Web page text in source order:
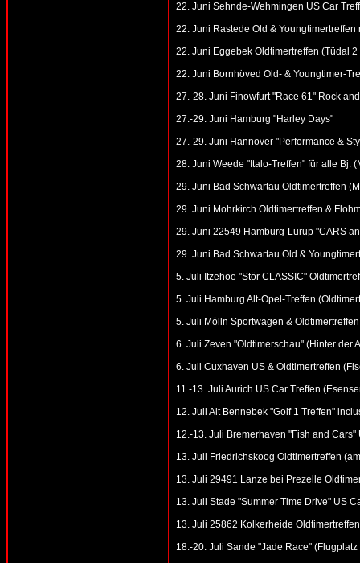
22. Juni Sehnde-Wehmingen US Car
22. Juni Rastede Old &
22. Juni Eggebek Oldtimertreffen (Tüdal 2
22. Juni Bornhöved Old- & Youngtimer-
27.-28. Juni Finowfurt "Race 61" Rock
27.-29. Juni Hamburg "Harley Days"
27.-29. Juni Hannover "Performance &
28. Juni Weede "Italo-Treffen" für alle Bj.
29. Juni Bad Schwartau Oldtimertreffen
29. Juni Mohrkirch Oldtimertreffen &
29. Juni 22549 Hamburg-Lurup "CARS
29. Juni Bad Schwartau Old &
5. Juli Itzehoe "Stör CLASSIC"
5. Juli Hamburg Alt-Opel-Treffen
5. Juli Mölln Sportwagen &
6. Juli Zeven "Oldtimerschau" (Hinter der
6. Juli Cuxhaven US & Oldtimertreffen
11.-13. Juli Aurich US Car Treffen
12. Juli Alt Bennebek "Golf 1 Treffen"
12.-13. Juli Bremerhaven "Fish and Cars"
13. Juli Friedrichskoog Oldtimertreffen
13. Juli 29491 Lanze bei Prezelle
13. Juli Stade "Summer Time Drive" US
13. Juli 25862 Kolkerheide
18.-20. Juli Sande "Jade Race"